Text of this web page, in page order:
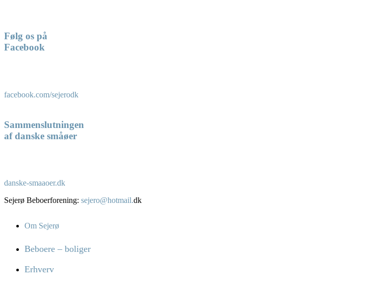
Følg os på
Facebook
facebook.com/sejerodk
Sammenslutningen
af danske småøer
danske-smaaoer.dk
Sejerø Beboerforening: sejero@hotmail.dk
Om Sejerø
Beboere – boliger
Erhverv